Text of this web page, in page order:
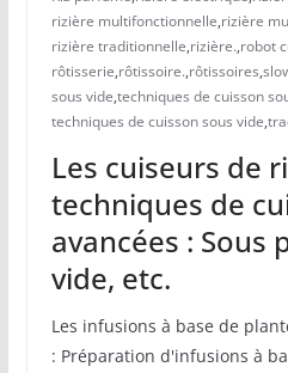
rizière multifonctionnelle,rizière
rizière traditionnelle,rizière.,robot
rôtisserie,rôtissoire.,rôtissoires,
sous vide,techniques de cuisson
techniques de cuisson sous vide,
Les cuiseurs de
techniques de
avancées : Sous
vide, etc.
Les infusions à base de
: Préparation d'infusions à